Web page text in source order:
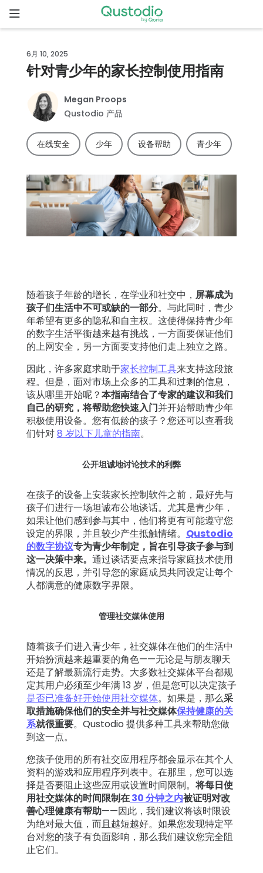
to
content
为什么选
Qustodio
登录 注册
6月 10, 2025
针对青少年的家长控制使用指南
Megan Proops
Qustodio 产品
在线安全 少年 设备帮助 青少年
随着孩子年龄的增长，在学业和社交中， 屏幕成为
孩子们生活中不可或缺的一部分。与此同时，青少
年希望有更多的隐私和自主权。这使得保持青少年
的数字生活平衡越来越有挑战，一方面要保证他们
的上网安全，另一方面要支持他们走上独立之路。
因此，许多家庭求助于家长控制工具来支持这段旅
程。但是，面对市场上众多的工具和过剩的信息，
该从哪里开始呢？本指南结合了专家的建议和我们
自己的研究，将帮助您快速入门并开始帮助青少年
积极使用设备。您有低龄的孩子？您还可以查看我
们针对8 岁以下儿童的指南。
公开坦诚地讨论技术的利弊
在孩子的设备上安装家长控制软件之前，最好先与
孩子们进行一场坦诚布公地谈话。尤其是青少年，
如果让他们感到参与其中，他们将更有可能遵守您
设定的界限，并且较少产生抵触情绪。 Qustodio
的数字协议专为青少年制定，旨在引导孩子参与到
这一决策中来。 通过谈话要点来指导家庭技术使用
情况的反思，并引导您的家庭成员共同设定让每个
人都满意的健康数字界限。
管理社交媒体使用
随着孩子们进入青少年，社交媒体在他们的生活中
开始扮演越来越重要的角色——无论是与朋友聊天
还是了解最新流行走势。大多数社交媒体平台都规
定其用户必须至少年满 13 岁，但是您可以决定孩子
是否已准备好开始使用社交媒体。如果是，那么采
取措施确保他们的安全并与社交媒体保持健康的关
系就很重要。Qustodio 提供多种工具来帮助您做
到这一点。
您孩子使用的所有社交应用程序都会显示在其个人
资料的游戏和应用程序列表中。在那里，您可以选
择是否要阻止这些应用或设置时间限制。将每日使
用社交媒体的时间限制在30 分钟之内被证明对改
善心理健康有帮助——因此，我们建议将该时限设
为绝对最大值，而且越短越好。如果您发现特定平
台对您的孩子有负面影响，那么我们建议您完全阻
止它们。